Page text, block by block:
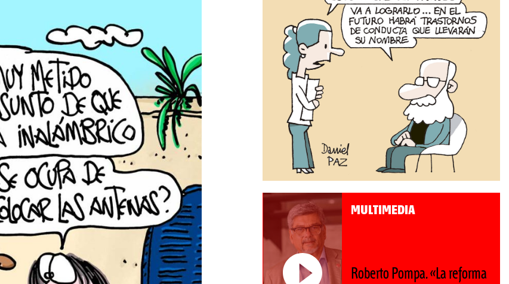
MULTIMEDIA
Rocambole. Imágenes
MULTIMEDIA
Roberto Pompa. «La reforma